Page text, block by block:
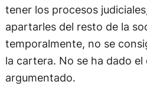
tener los procesos
apartarles del resto de la
temporalmente, no se
la cartera. No se ha dado el
argumentado.